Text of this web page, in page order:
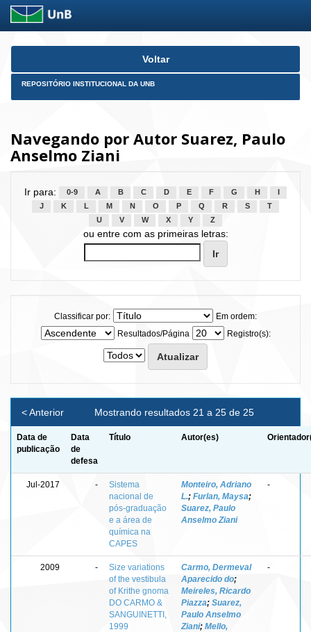
Skip
Voltar
REPOSITÓRIO INSTITUCIONAL DA UNB
Navegando por Autor Suarez, Paulo
Anselmo Ziani
Ir para: 0-9 A B C D E F G H
J
K L M N O P Q R S
T
U
V W X Y Z
ou entre com as primeiras letras:
Classificar por:
Em ordem:
Resultados/Página
Registro(s):
Mostrando resultados 21 a 25 de 25
< Anterior
Data de
publicação
Data
de
defesa
Título Autor(es)
Jul-2017 -
Sistema
nacional de
pós-graduação
e a área de
química na
CAPES
Monteiro, Adriano
L.; Furlan, Maysa;
Suarez, Paulo
Anselmo Ziani
-
2009 -
Size variations
of the vestibula
of Krithe gnoma
DO CARMO &
SANGUINETTI,
1999
Carmo, Dermeval
Aparecido do;
Meireles, Ricardo
Piazza; Suarez,
Paulo Anselmo
Ziani; Mello,
-